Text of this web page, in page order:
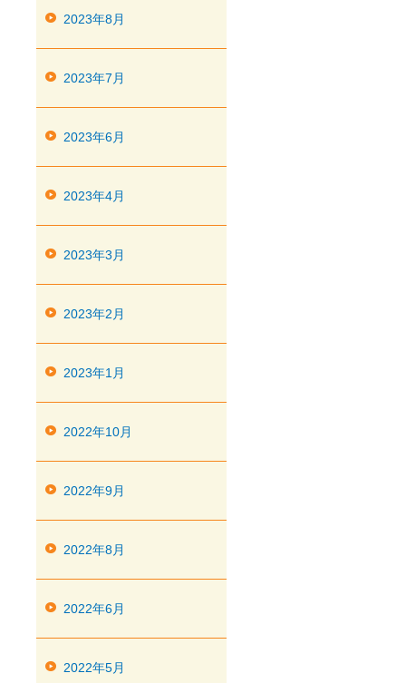
2023年8月
2023年7月
2023年6月
2023年4月
2023年3月
2023年2月
2023年1月
2022年10月
2022年9月
2022年8月
2022年6月
2022年5月